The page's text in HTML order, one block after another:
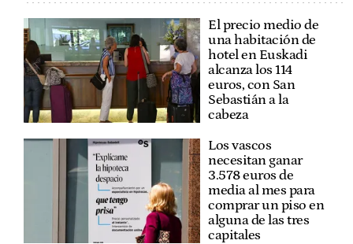
El precio medio de
una habitación de
hotel en Euskadi
alcanza los 114
euros, con San
Sebastián a la
cabeza
Los vascos
necesitan ganar
3.578 euros de
media al mes para
comprar un piso en
alguna de las tres
capitales